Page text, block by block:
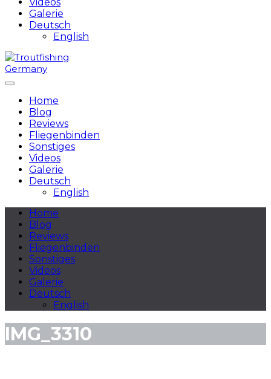
Galerie
Deutsch
English
Home
Blog
Reviews
Fliegenbinden
Sonstiges
Videos
Galerie
Deutsch
English
Home
Blog
Reviews
Fliegenbinden
Sonstiges
Videos
Galerie
Deutsch
English
IMG_3310